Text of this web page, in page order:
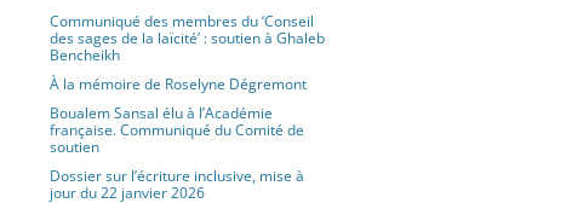
Communiqué des membres du ‘Conseil
des sages de la laïcité’ : soutien à Ghaleb
Bencheikh
À la mémoire de Roselyne Dégremont
Boualem Sansal élu à l’Académie
française. Communiqué du Comité de
soutien
Dossier sur l’écriture inclusive, mise à
jour du 22 janvier 2026